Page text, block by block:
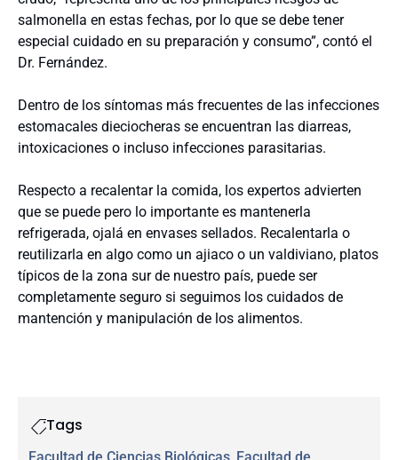
salmonella en estas fechas, por lo que se debe tener
especial cuidado en su preparación y consumo”, contó el
Dr. Fernández.
Dentro de los síntomas más frecuentes de las infecciones
estomacales dieciocheras se encuentran las diarreas,
intoxicaciones o incluso infecciones parasitarias.
Respecto a recalentar la comida, los expertos advierten
que se puede pero lo importante es mantenerla
refrigerada, ojalá en envases sellados. Recalentarla o
reutilizarla en algo como un ajiaco o un valdiviano, platos
típicos de la zona sur de nuestro país, puede ser
completamente seguro si seguimos los cuidados de
mantención y manipulación de los alimentos.
Tags